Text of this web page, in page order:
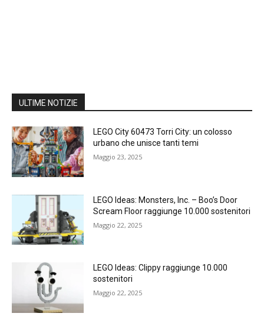
ULTIME NOTIZIE
LEGO City 60473 Torri City: un colosso
urbano che unisce tanti temi
Maggio 23, 2025
LEGO Ideas: Monsters, Inc. – Boo’s Door
Scream Floor raggiunge 10.000 sostenitori
Maggio 22, 2025
LEGO Ideas: Clippy raggiunge 10.000
sostenitori
Maggio 22, 2025